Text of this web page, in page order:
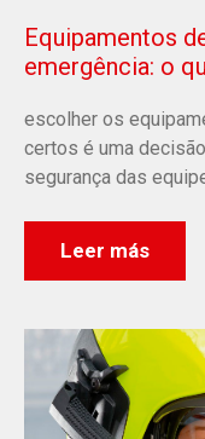
Equipamentos
emergência: o
escolher os
certos é uma
segurança das
Leer más